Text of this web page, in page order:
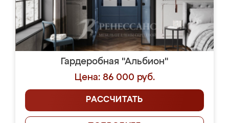
Гардеробная "Альбион"
Цена: 86 000 руб.
РАССЧИТАТЬ